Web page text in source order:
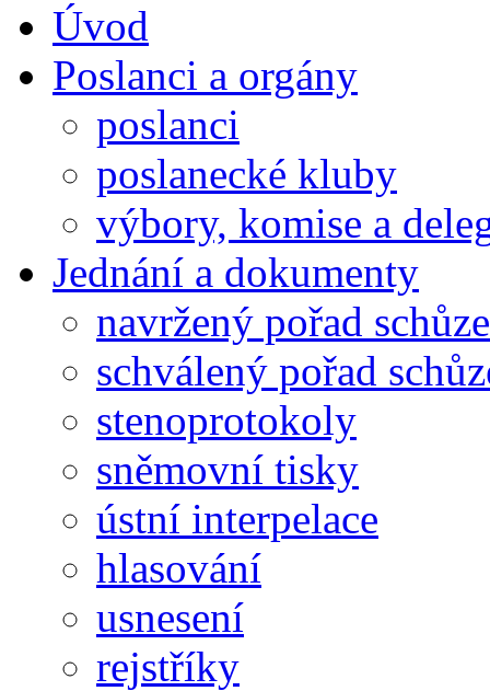
Úvod
Poslanci a orgány
poslanci
poslanecké kluby
výbory, komise a
Jednání a dokumenty
navržený pořad schůze
schválený pořad
stenoprotokoly
sněmovní tisky
ústní interpelace
hlasování
usnesení
rejstříky